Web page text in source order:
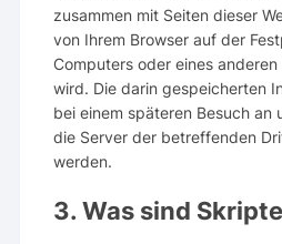
zusammen mit Seiten dieser
von Ihrem Browser auf der
Computers oder eines
wird. Die darin gespeicherten
bei einem späteren Besuch an
die Server der betreffenden
werden.
3. Was sind